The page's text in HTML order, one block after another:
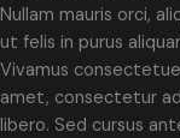
Nullam mauris orci,
ut felis in purus
Vivamus
amet, consectetur
libero. Sed cursus